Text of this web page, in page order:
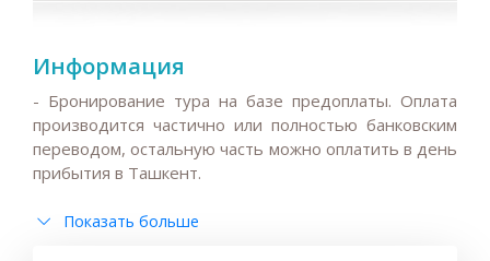
Информация
- Бронирование тура на базе предоплаты. Оплата
производится частично или полностью банковским
переводом, остальную часть можно оплатить в день
прибытия в Ташкент.
билеты в высокий сезон ( март - июнь и август -
Показать больше